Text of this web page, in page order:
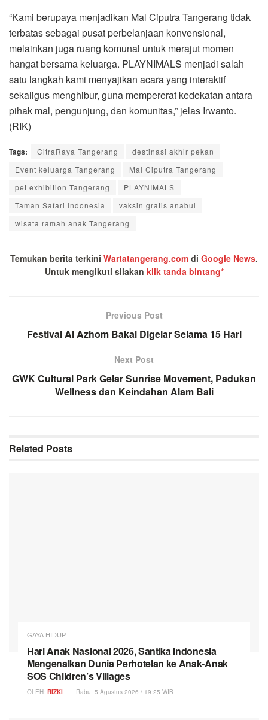
“Kami berupaya menjadikan Mal Ciputra Tangerang tidak
terbatas sebagai pusat perbelanjaan konvensional,
melainkan juga ruang komunal untuk merajut momen
hangat bersama keluarga. PLAYNIMALS menjadi salah
satu langkah kami menyajikan acara yang interaktif
sekaligus menghibur, guna mempererat kedekatan antara
pihak mal, pengunjung, dan komunitas,” jelas Irwanto.
(RIK)
Tags: CitraRaya Tangerang
destinasi akhir pekan
Event keluarga Tangerang
Mal Ciputra Tangerang
pet exhibition Tangerang
PLAYNIMALS
Taman Safari Indonesia
vaksin gratis anabul
wisata ramah anak Tangerang
Temukan berita terkini Wartatangerang.com di Google News.
Untuk mengikuti silakan klik tanda bintang*
Previous Post
Festival Al Azhom Bakal Digelar Selama 15 Hari
Next Post
GWK Cultural Park Gelar Sunrise Movement, Padukan
Wellness dan Keindahan Alam Bali
Related Posts
GAYA HIDUP
Hari Anak Nasional 2026, Santika Indonesia
Mengenalkan Dunia Perhotelan ke Anak-Anak
SOS Children’s Villages
OLEH: RIZKI Rabu, 5 Agustus 2026 / 19:25 WIB